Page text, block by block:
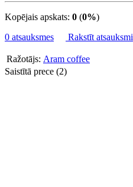
Kopējais apskats: 0 (0%)
0 atsauksmes
Rakstīt atsauksmi
Ražotājs: Aram coffee
Saistītā prece (2)